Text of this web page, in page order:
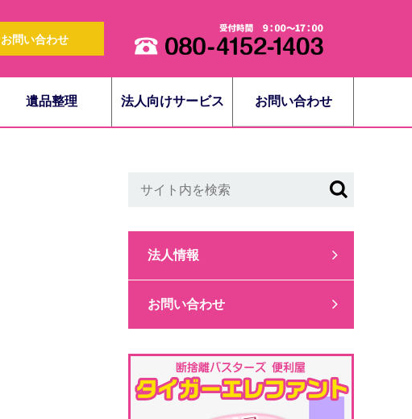
お問い合わせ
遺品整理 法人向けサービス お問い合わせ
法人情報
お問い合わせ